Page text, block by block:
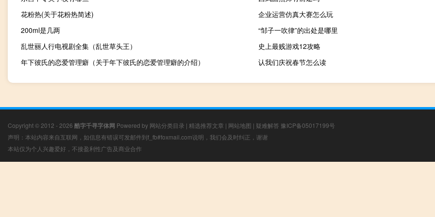
花粉热(关于花粉热简述)
企业运营仿真大赛怎么玩
200ml是几两
“邹子一吹律”的出处是哪里
乱世丽人行电视剧全集（乱世草头王）
史上最贱游戏12攻略
年下彼氏的恋爱管理癖（关于年下彼氏的恋爱管理癖的介绍）
认我们庆祝春节怎么读
Copyright © 2012 - 2026 酷字千寻字体网 Powered by 网站分类目录 | 精选推荐文章 | 网站地图 | 疑难解答 豫ICP备05017199号
声明：本站内容来自互联网，如信息有错误可发邮件到f_fb#foxmail.com说明，我们会及时纠正，谢谢
本站仅为个人兴趣爱好，不接盈利性广告及商业合作